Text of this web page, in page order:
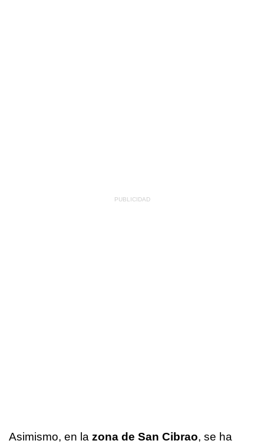
Asimismo, en la zona de San Cibrao, se ha